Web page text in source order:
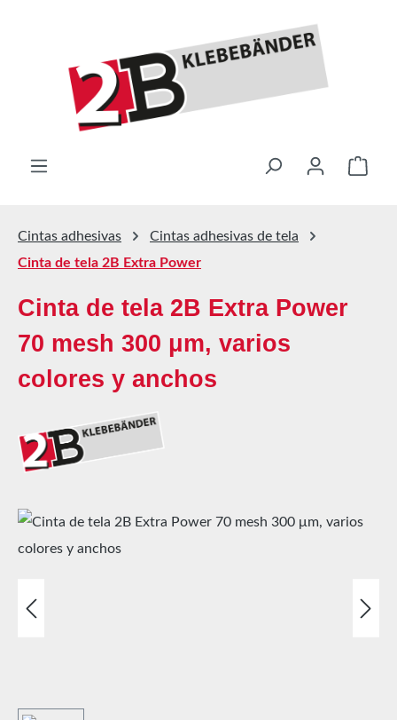
El
Cintas adhesivas
Cintas adhesivas de tela
Cinta de tela 2B Extra Power
Cinta de tela 2B Extra Power
70 mesh 300 μm, varios
colores y anchos
Omitir galería de imágenes